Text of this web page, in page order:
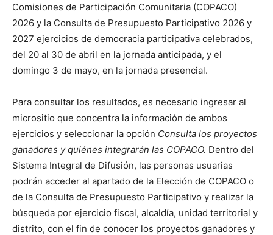
Comisiones de Participación Comunitaria (COPACO)
2026 y la Consulta de Presupuesto Participativo 2026 y
2027 ejercicios de democracia participativa celebrados,
del 20 al 30 de abril en la jornada anticipada, y el
domingo 3 de mayo, en la jornada presencial.
Para consultar los resultados, es necesario ingresar al
micrositio que concentra la información de ambos
ejercicios y seleccionar la opción Consulta los proyectos
ganadores y quiénes integrarán las COPACO. Dentro del
Sistema Integral de Difusión, las personas usuarias
podrán acceder al apartado de la Elección de COPACO o
de la Consulta de Presupuesto Participativo y realizar la
búsqueda por ejercicio fiscal, alcaldía, unidad territorial y
distrito, con el fin de conocer los proyectos ganadores y